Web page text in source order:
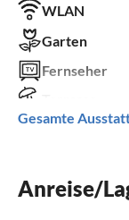
WLAN
Garten
Fernseher
Spülmaschine
Sauna
Gesamte
Anreise/